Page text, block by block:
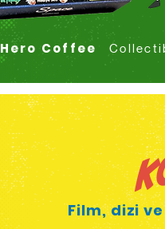
Hero Coffee
Film, dizi